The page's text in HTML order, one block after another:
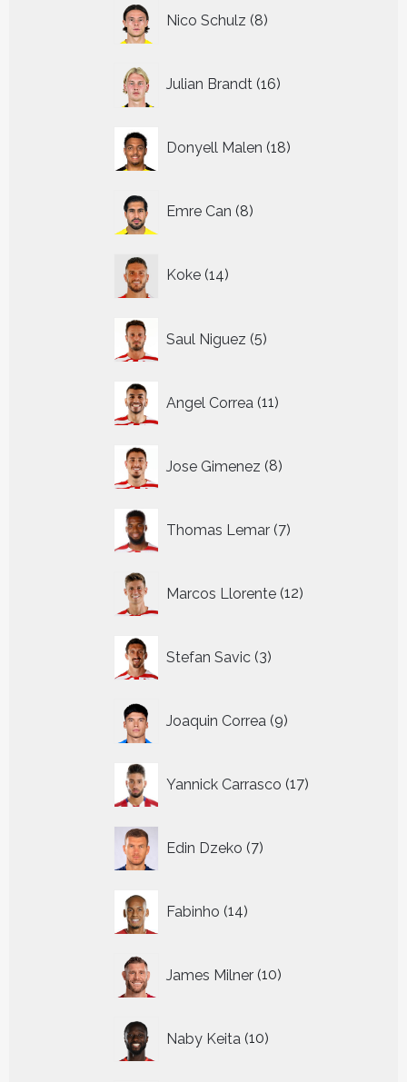
Nico Schulz 8
producten
Julian Brandt 16
producten
Donyell Malen 18
producten
Emre Can 8
producten
Koke 14
producten
Saul Niguez 5
producten
Angel Correa 11
producten
Jose Gimenez 8
producten
Thomas Lemar 7
producten
Marcos Llorente 12
producten
Stefan Savic 3
producten
Joaquin Correa 9
producten
Yannick Carrasco 17
producten
Edin Dzeko 7
producten
Fabinho 14
producten
James Milner 10
producten
Naby Keita 10
producten